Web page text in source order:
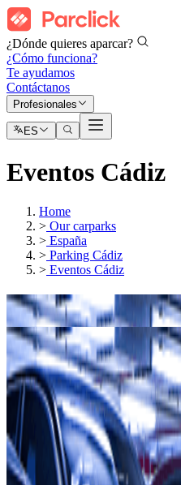
¿Dónde quieres aparcar?
¿Cómo funciona?
Te ayudamos
Contáctanos
Profesionales
ES
Eventos Cádiz
Home
> Our carparks
> España
> Parking Cádiz
> Eventos Cádiz
Nuestros parkings en
Nuestros parkings en Semana
Suscríbete a
de descuentos,
sorpresas.